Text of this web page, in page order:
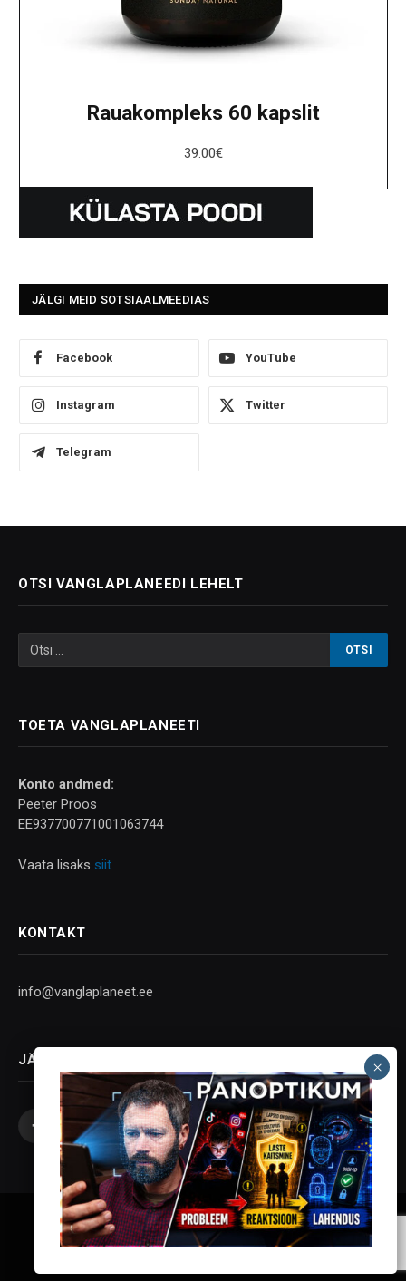
Rauakompleks 60 kapslit
39.00€
JÄLGI MEID SOTSIAALMEEDIAS
Facebook YouTube
Instagram Twitter
Telegram
OTSI VANGLAPLANEEDI LEHELT
TOETA VANGLAPLANEETI
Konto andmed:
Peeter Proos
EE937700771001063744
Vaata lisaks siit
KONTAKT
info@vanglaplaneet.ee
JÄLGI SOTSIAALMEEDIAS
Facebook
X
(Twitter)
InstagramYouTubeTelegram
Vanglaplaneet - Vastupanu Vaim